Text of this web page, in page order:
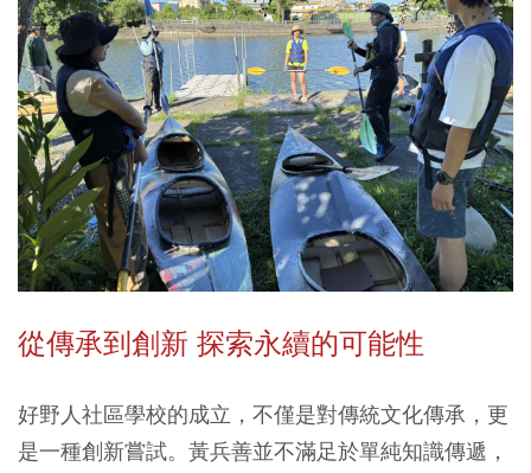
從傳承到創新 探索永續的可能性
好野人社區學校的成立，不僅是對傳統文化傳承，更
是一種創新嘗試。黃兵善並不滿足於單純知識傳遞，